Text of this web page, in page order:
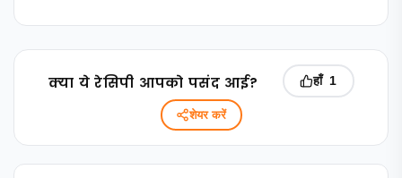
क्‍या ये रेसिपी आपको पसंद आई? हाँ 1
शेयर करें